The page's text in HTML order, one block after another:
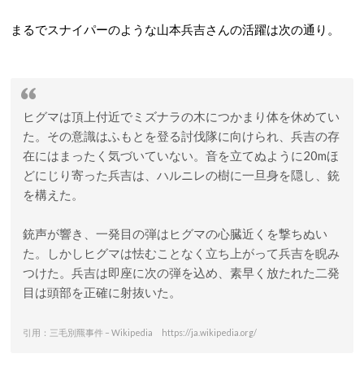
まるでスナイパーのような山本兵吉さんの活躍は次の通り。
ヒグマは頂上付近でミズナラの木につかまり体を休めてい
た。その意識はふもとを登る討伐隊に向けられ、兵吉の存
在にはまったく気づいていない。音を立てぬように20mほ
どにじり寄った兵吉は、ハルニレの樹に一旦身を隠し、銃
を構えた。
銃声が響き、一発目の弾はヒグマの心臓近くを撃ちぬい
た。しかしヒグマは怯むことなく立ち上がって兵吉を睨み
つけた。兵吉は即座に次の弾を込め、素早く放たれた二発
目は頭部を正確に射抜いた。
引用：三毛別羆事件 – Wikipedia https://ja.wikipedia.org/